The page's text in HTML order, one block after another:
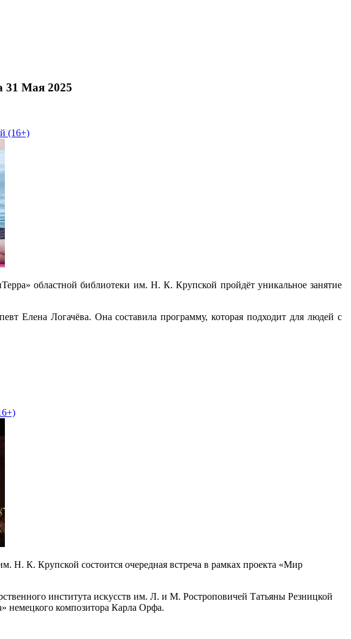
31 Мая 2025
(16+)
областной библиотеки им. Н. К. Крупской пройдёт уникальное занятие
Елена Логачёва. Она составила программу, которая подходит для людей с
Н. К. Крупской состоится очередная встреча в рамках проекта «Мир
института искусств им. Л. и М. Ростроповичей Татьяны Резницкой
немецкого композитора Карла Орфа.